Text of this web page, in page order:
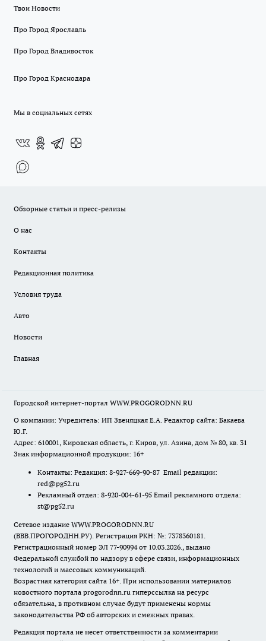
Твои Новости
Про Город Ярославль
Про Город Владивосток
Про Город Краснодара
Мы в социальных сетях
Обзорные статьи и пресс-релизы
О нас
Контакты
Редакционная политика
Условия труда
Авто
Новости
Главная
Городской интернет-портал WWW.PROGORODNN.RU
О компании: Учредитель: ИП Звеняцкая Е.А. Редактор сайта: Бакаева
Ю.Г.
Адрес: 610001, Кировская область, г. Киров, ул. Азина, дом № 80, кв. 31
Знак информационной продукции: 16+
Контакты: Редакция: 8-927-669-90-87 Email редакции:
red@pg52.ru
Рекламный отдел: 8-920-004-61-95 Email рекламного отдела:
st@pg52.ru
Сетевое издание WWW.PROGORODNN.RU
(ВВВ.ПРОГОРОДНН.РУ). Регистрация РКН: №: 7378360181.
Регистрационный номер ЭЛ 77-90994 от 10.03.2026., выдано
Федеральной службой по надзору в сфере связи, информационных
технологий и массовых коммуникаций.
Возрастная категория сайта 16+. При использовании материалов
новостного портала progorodnn.ru гиперссылка на ресурс
обязательна, в противном случае будут применены нормы
законодательства РФ об авторских и смежных правах.
Редакция портала не несет ответственности за комментарии